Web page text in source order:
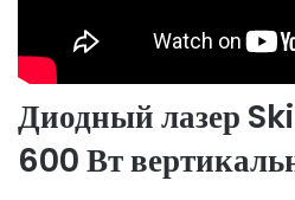
Диодный лазер
600 Вт